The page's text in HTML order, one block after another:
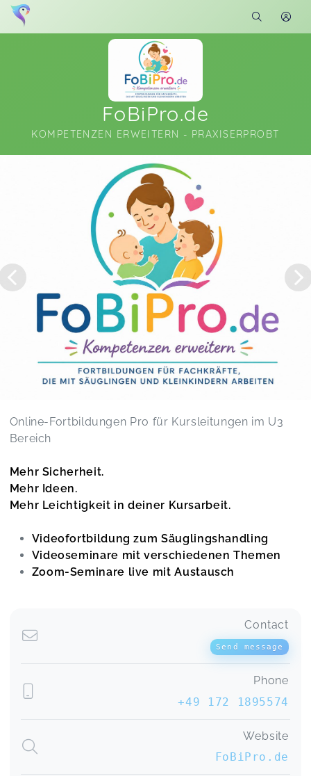
FoBiPro.de
KOMPETENZEN ERWEITERN - PRAXISERPROBT
Soon you will learn more about me here...
Online-Fortbildungen Pro für Kursleitungen im U3
Bereich
Mehr Sicherheit.
Mehr Ideen.
Mehr Leichtigkeit in deiner Kursarbeit.
Videofortbildung zum Säuglingshandling
Videoseminare mit verschiedenen Themen
Zoom-Seminare live mit Austausch
Contact
Send message
Phone
+49 172 1895574
Website
FoBiPro.de